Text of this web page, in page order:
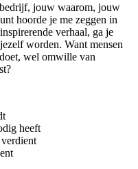
jouw waarom, jouw
hoorde je me zeggen in
verhaal, ga je
worden. Want mensen
wel omwille van
heeft